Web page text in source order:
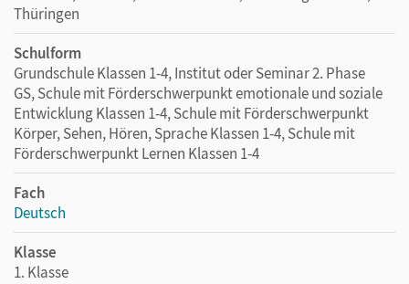
Thüringen
Schulform
Grundschule Klassen 1-4, Institut oder Seminar 2. Phase
GS, Schule mit Förderschwerpunkt emotionale und soziale
Entwicklung Klassen 1-4, Schule mit Förderschwerpunkt
Körper, Sehen, Hören, Sprache Klassen 1-4, Schule mit
Förderschwerpunkt Lernen Klassen 1-4
Fach
Deutsch
Klasse
1. Klasse